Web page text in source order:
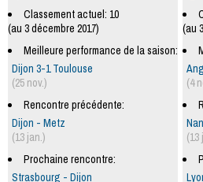
(au
(4
(13
Classement actuel: 10
(au 3 décembre 2017)
Meilleure performance de la saison:
Dijon 3-1 Toulouse
(25 nov.)
Rencontre précédente:
Dijon - Metz
(13 jan.)
Prochaine rencontre:
Strasbourg - Dijon